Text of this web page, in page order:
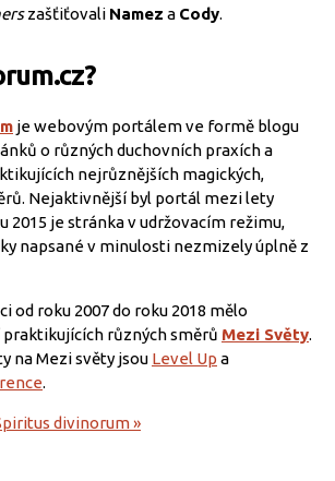
zašťiťovali Namez a Cody.
je webovým portálem ve formě blogu
o různých duchovních praxích a
nejrůznějších magických,
Nejaktivnější byl portál mezi lety
2015 je stránka v udržovacím režimu,
napsané v minulosti nezmizely úplně z
od roku 2007 do roku 2018 mělo
různých směrů Mezi Světy.
na Mezi světy jsou Level Up a
.
divinorum »